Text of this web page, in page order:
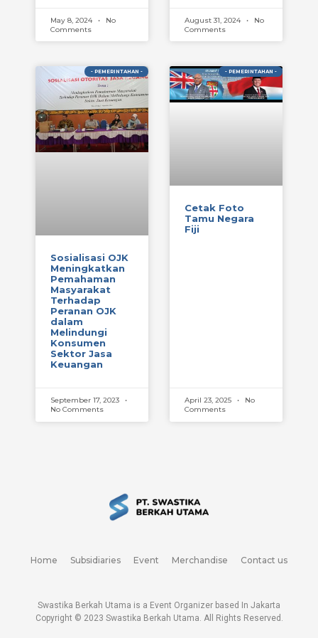
May 8, 2024
No
Comments
August 31, 2024
No
Comments
- PEMERINTAHAN -
Sosialisasi OJK
Meningkatkan
Pemahaman
Masyarakat
Terhadap
Peranan OJK
dalam
Melindungi
Konsumen
Sektor Jasa
Keuangan
September 17, 2023
No Comments
- PEMERINTAHAN -
Cetak Foto
Tamu Negara
Fiji
April 23, 2025
No
Comments
Home Subsidiaries Event Merchandise Contact us
Swastika Berkah Utama is a Event Organizer based In Jakarta
Copyright © 2023 Swastika Berkah Utama. All Rights Reserved.